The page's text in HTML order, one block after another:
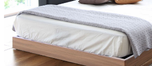
フレーム
プリント粧繊維板
ヘッドボード
ロータイプ